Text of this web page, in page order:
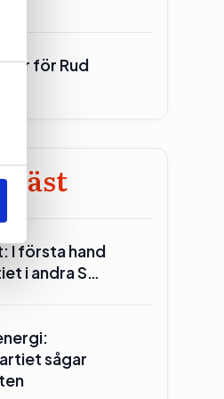
för Rud
läst
I första hand
i andra S…
sågar